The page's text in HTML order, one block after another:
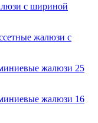
с шириной
жалюзи с
жалюзи 25
жалюзи 16